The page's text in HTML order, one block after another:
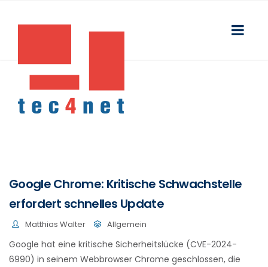
Google Chrome: Kritische Schwachstelle
erfordert schnelles Update
Matthias Walter Allgemein
Google hat eine kritische Sicherheitslücke (CVE-2024-
6990) in seinem Webbrowser Chrome geschlossen, die